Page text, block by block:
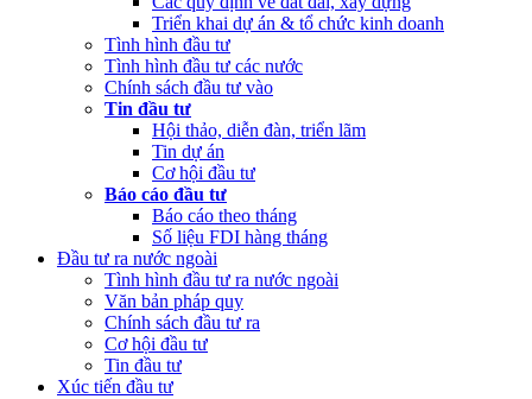
(Thứ Sáu, 24/02/2023 05:43)Việt Nam, Bỉ thúc đẩy hợp tác đổi
mới sáng tạo
Triển khai dự án & tổ chức kinh doanh
Tình hình đầu tư
Tình hình đầu tư các nước
Chính sách đầu tư vào
Tin đầu tư
Hội thảo, diễn đàn, triển lãm
Tin dự án
Cơ hội đầu tư
Báo cáo đầu tư
Báo cáo theo tháng
Số liệu FDI hàng tháng
Đầu tư ra nước ngoài
Tình hình đầu tư ra nước ngoài
Văn bản pháp quy
Chính sách đầu tư ra
Cơ hội đầu tư
Tin đầu tư
Xúc tiến đầu tư